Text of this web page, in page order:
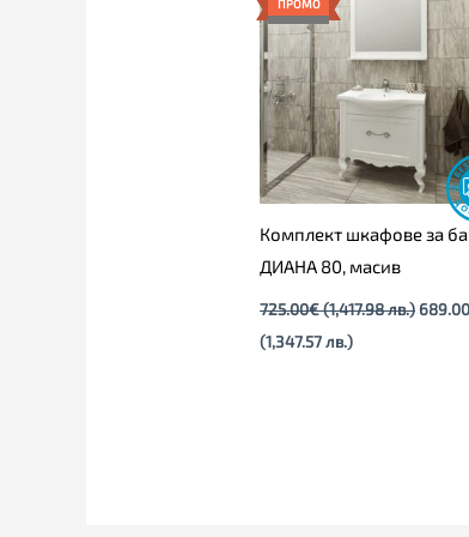
ПРОМО
Комплект шкафове за
ДИАНА 80, масив
725.00€(1,417.98 лв.)
725.00€
(1,417.98
лв.).
(1,347.57 лв.)
лв.).